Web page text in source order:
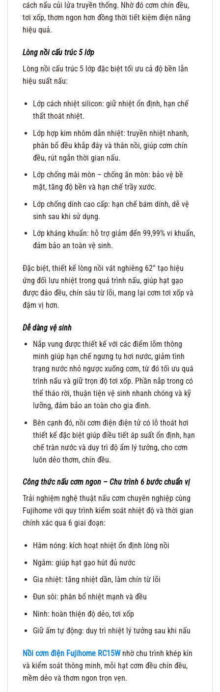
cách nấu củi lửa truyền thống. Nhờ đó cơm chín đều,
tơi xốp, thơm ngon hơn đồng thời tiết kiệm điện năng
hiệu quả.
Lòng nồi cấu trúc 5 lớp
Lòng nồi cấu trúc 5 lớp đặc biệt tối ưu cả độ bền lẫn
hiệu suất nấu:
Lớp cách nhiệt silicon: giữ nhiệt ổn định, hạn chế
thất thoát nhiệt.
Lớp hợp kim nhôm dẫn nhiệt: truyền nhiệt nhanh,
phân bổ đều khắp đáy và thân nồi, giúp cơm chín
đều, rút ngắn thời gian nấu.
Lớp chống mài mòn – chống ăn mòn: bảo vệ bề
mặt, tăng độ bền và hạn chế trầy xước.
Lớp chống dính cao cấp: hạn chế bám dính, dễ vệ
sinh sau khi sử dụng.
Lớp kháng khuẩn: hỗ trợ giảm đến 99,99% vi khuẩn,
đảm bảo an toàn vệ sinh.
Đặc biệt, thiết kế lòng nồi vát nghiêng 62° tạo hiệu
ứng đối lưu nhiệt trong quá trình nấu, giúp hạt gạo
được đảo đều, chín sâu từ lõi, mang lại cơm tơi xốp và
đậm vị hơn.
Dễ dàng vệ sinh
Nắp vung được thiết kế với các điểm lõm thông
minh giúp hạn chế ngưng tụ hơi nước, giảm tình
trạng nước nhỏ ngược xuống cơm, từ đó tối ưu quá
trình nấu và giữ trọn độ tơi xốp. Phần nắp trong có
thể tháo rời, thuận tiện vệ sinh nhanh chóng và kỹ
lưỡng, đảm bảo an toàn cho gia đình.
Bên cạnh đó, nồi cơm điện điện tử có lỗ thoát hơi
thiết kế đặc biệt giúp điều tiết áp suất ổn định, hạn
chế tràn nước và duy trì độ ẩm lý tưởng, cho cơm
luôn dẻo thơm, chín đều.
Công thức nấu cơm ngon – Chu trình 6 bước chuẩn vị
Trải nghiệm nghệ thuật nấu cơm chuyên nghiệp cùng
Fujihome với quy trình kiểm soát nhiệt độ và thời gian
chính xác qua 6 giai đoạn:
Hâm nóng: kích hoạt nhiệt ổn định lòng nồi
Ngâm: giúp hạt gạo hút đủ nước
Gia nhiệt: tăng nhiệt dần, làm chín từ lõi
Đun sôi: phân bổ nhiệt mạnh và đều
Ninh: hoàn thiện độ dẻo, tơi xốp
Giữ ấm tự động: duy trì nhiệt lý tưởng sau khi nấu
Nồi cơm điện Fujihome RC15Wnhờ chu trình khép kín
và kiểm soát thông minh, mỗi hạt cơm đều chín đều,
mềm dẻo và thơm ngon trọn vẹn.